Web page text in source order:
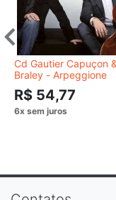
Cd Gautier Capuçon
Braley - Arpeggione
R$ 54,77